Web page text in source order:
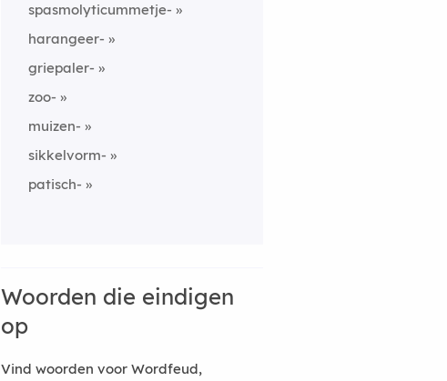
spasmolyticummetje-
harangeer-
griepaler-
zoo-
muizen-
sikkelvorm-
patisch-
Woorden die eindigen
op
Vind woorden voor Wordfeud,